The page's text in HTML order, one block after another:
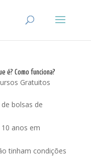
é? Como funciona?
Gratuitos
bolsas de
anos em
tinham condições